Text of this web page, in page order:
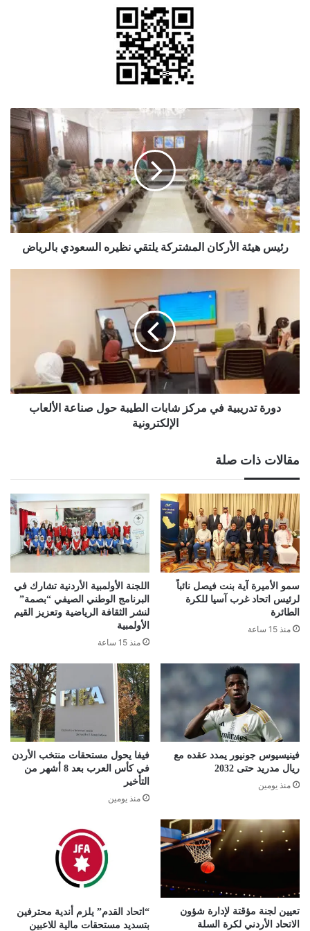
رئيس
هيئة
الأركان
المشتركة
يلتقي
نظيره
السعودي
بالرياض
رئيس هيئة الأركان المشتركة يلتقي نظيره السعودي بالرياض
مركز
شابات
الطيبة
حول
الألعاب
الإلكترونية
دورة تدريبية في مركز شابات الطيبة حول صناعة الألعاب
الإلكترونية
مقالات ذات صلة
سمو الأميرة آية بنت فيصل نائباً
لرئيس اتحاد غرب آسيا للكرة
الطائرة
منذ 15 ساعة
اللجنة الأولمبية الأردنية تشارك في
البرنامج الوطني الصيفي “بصمة”
لنشر الثقافة الرياضية وتعزيز القيم
الأولمبية
منذ 15 ساعة
فينيسيوس جونيور يمدد عقده مع
ريال مدريد حتى 2032
منذ يومين
فيفا يحول مستحقات منتخب الأردن
في كأس العرب بعد 8 أشهر من
التأخير
منذ يومين
تعيين لجنة مؤقتة لإدارة شؤون
الاتحاد الأردني لكرة السلة
“اتحاد القدم” يلزم أندية محترفين
بتسديد مستحقات مالية للاعبين